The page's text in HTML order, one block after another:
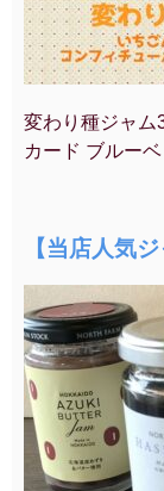
変わり種ジャム
カード ブルー
【当店人気